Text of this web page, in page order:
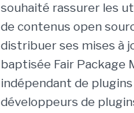
souhaité rassurer les
de contenus open
distribuer ses mises à
baptisée Fair Package
indépendant de
développeurs de